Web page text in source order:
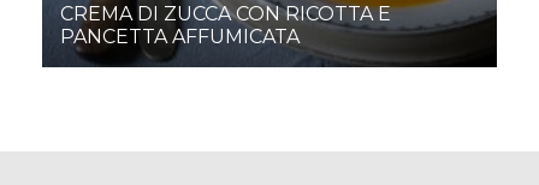
CREMA DI ZUCCA CON RICOTTA E
PANCETTA AFFUMICATA